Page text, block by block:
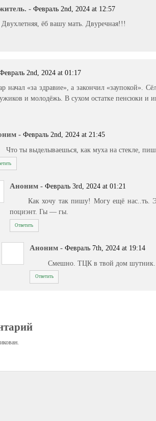
- Февраль 2nd, 2024 at 12:57
Двухлетняя, ёб вашу мать. Двуречная!!!
2nd, 2024 at 01:17
начал «за здравие», а закончил «заупокой».
и молодёжь. В сухом остатке пенсюки и
- Февраль 2nd, 2024 at 21:45
Что ты выделываешься, как муха на стекле,
Аноним - Февраль 3rd, 2024 at 01:21
Как хочу так пишу! Могу ещё нас..ть.
поциэнт. Гы — гы.
Ответить
Аноним - Февраль 7th, 2024 at 19:14
Смешно. ТЦК в твой дом
Ответить